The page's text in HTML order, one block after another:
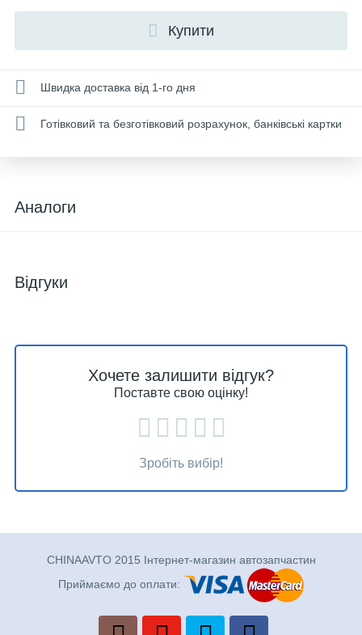
Купити
Швидка доставка від 1-го дня
Готівковий та безготівковий розрахунок, банківські картки
Аналоги
Відгуки
Хочете залишити відгук?
Поставте свою оцінку!
Зробіть вибір!
CHINAAVTO 2015 Інтернет-магазин автозапчастин
Приймаємо до оплати: